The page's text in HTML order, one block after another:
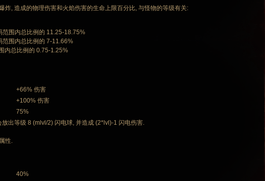
炸, 造成的物理伤害和火焰伤害的生命上限百分比, 与怪物的等级有关:
范围内总比例的 11.25-18.75%
范围内总比例的 7-11.66%
内总比例的 0.75-1.25%
+66% 伤害
+100% 伤害
75%
出等级 8 (mlvl/2) 闪电球, 并造成 (2*lvl)-1 闪电伤害.
性.
40%